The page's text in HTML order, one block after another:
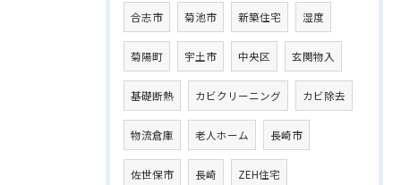
合志市 菊池市 新築住宅 湿度
菊陽町 宇土市 中央区 玄関物入
基礎断熱 カビクリーニング カビ除去
物流倉庫 老人ホーム 長崎市
佐世保市 長崎 ZEH住宅